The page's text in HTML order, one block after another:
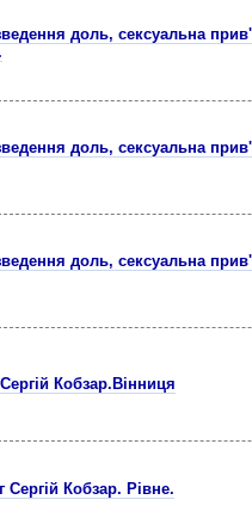
доль, сексуальна
доль, сексуальна
доль, сексуальна
Кобзар.Вінниця
Кобзар. Рівне.